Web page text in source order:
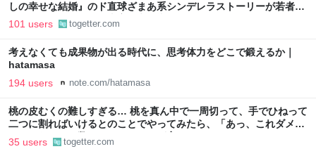
しの幸せな結婚』のド直球ざまあ系シンデレラストーリーが若者に
ヒットしているという事実に考え込む
101 users togetter.com
考えなくても成果物が出る時代に、思考体力をどこで鍛えるか｜
hatamasa
194 users note.com/hatamasa
桃の皮むくの難しすぎる… 桃を真ん中で一周切って、手でひねって
二つに割ればいけるとのことでやってみたら、「あっ、これダメ
だ」となった→数々のアドバイスが寄せられる
35 users togetter.com